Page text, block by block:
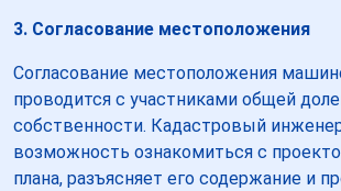
3. Согласование местоположения
Согласование местоположения
проводится с участниками общей
собственности. Кадастровый
возможность ознакомиться с
плана, разъясняет его содержание и